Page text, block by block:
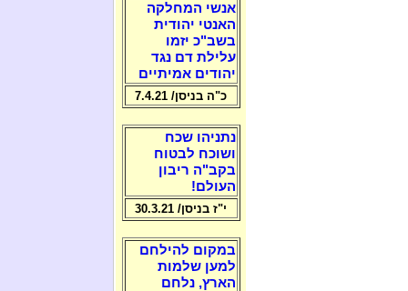
אנשי המחלקה
האנטי יהודית
בשב"כ יזמו
עלילת דם נגד
יהודים אמיתיים
כ"ה בניסן/ 7.4.21
נתניהו שכח
ושוכח לבטוח
בקב"ה ריבון
העולם!
י"ז בניסן/ 30.3.21
במקום להילחם
למען שלמות
הארץ, נלחם